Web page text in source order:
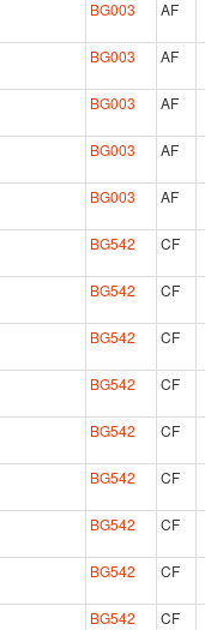
BG003 AF
BG003 AF
BG003 AF
BG003 AF
BG003 AF
BG542 CF
BG542 CF
BG542 CF
BG542 CF
BG542 CF
BG542 CF
BG542 CF
BG542 CF
BG542 CF